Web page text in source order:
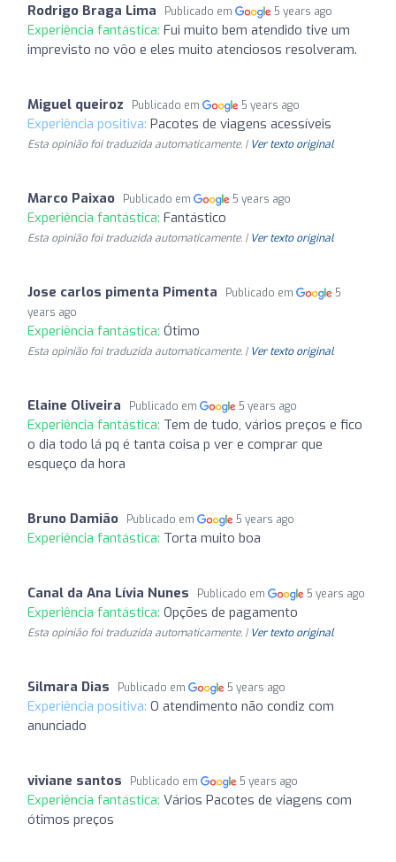
Rodrigo Braga Lima Publicado em 5 years ago
Experiência fantástica: Fui muito bem atendido tive um
imprevisto no vôo e eles muito atenciosos resolveram.
Miguel queiroz Publicado em 5 years ago
Experiência positiva: Pacotes de viagens acessíveis
Esta opinião foi traduzida automaticamente. | Ver texto original
Marco Paixao Publicado em 5 years ago
Experiência fantástica: Fantástico
Esta opinião foi traduzida automaticamente. | Ver texto original
Jose carlos pimenta Pimenta Publicado em
5
years ago
Experiência fantástica: Ótimo
Esta opinião foi traduzida automaticamente. | Ver texto original
Elaine Oliveira Publicado em 5 years ago
Experiência fantástica: Tem de tudo, vários preços e fico
o dia todo lá pq é tanta coisa p ver e comprar que
esqueço da hora
Bruno Damião Publicado em 5 years ago
Experiência fantástica: Torta muito boa
Canal da Ana Lívia Nunes Publicado em 5 years ago
Experiência fantástica: Opções de pagamento
Esta opinião foi traduzida automaticamente. | Ver texto original
Silmara Dias Publicado em 5 years ago
Experiência positiva: O atendimento não condiz com
anunciado
viviane santos Publicado em 5 years ago
Experiência fantástica: Vários Pacotes de viagens com
ótimos preços